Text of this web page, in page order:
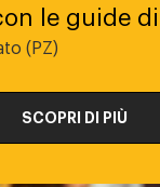
le guide
(PZ)
SCOPRI DI PIÙ